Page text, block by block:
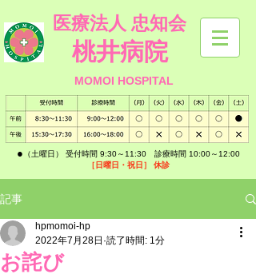
医療法人 忠知会
桃井病院
MOMOI HOSPITAL
​● （土曜日） 受付時間 9:30～11:30 診療時間 10:00～12:00
［日曜日・祝日］
休診
記事
お詫び
hpmomoi-hp
2022年7月28日 読了時間: 1分